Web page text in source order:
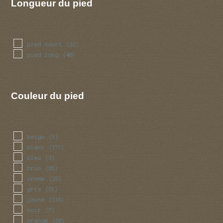
Longueur du pied
pied court (32)
pied long (46)
Couleur du pied
beige (1)
blanc (177)
bleu (3)
brun (85)
creme (25)
gris (51)
jaune (118)
noir (7)
orange (58)